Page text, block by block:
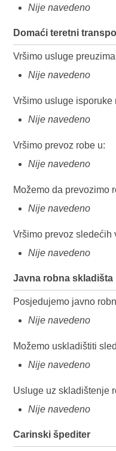
Nije navedeno
Domaći teretni
Vršimo usluge
Nije navedeno
Vršimo usluge isporuke
Nije navedeno
Vršimo prevoz robe u:
Nije navedeno
Možemo da prevozimo
Nije navedeno
Vršimo prevoz sledećih
Nije navedeno
Javna robna skladišta
Posjedujemo javno
Nije navedeno
Možemo uskladištiti
Nije navedeno
Usluge uz skladištenje
Nije navedeno
Carinski špediter